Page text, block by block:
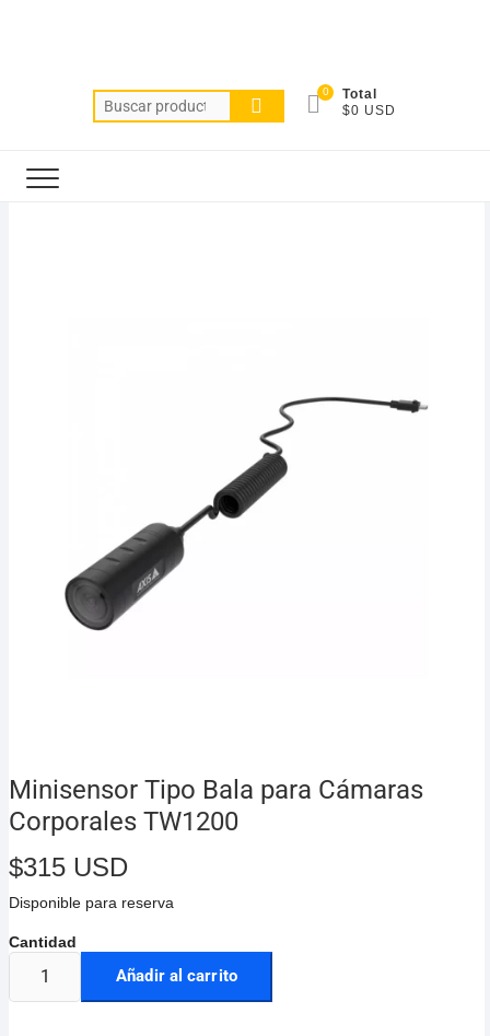
0
Total
$0 USD
Minisensor Tipo Bala para Cámaras
Corporales TW1200
$315 USD
Disponible para reserva
Añadir al carrito